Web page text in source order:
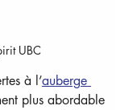
UBC
à l’auberge
plus abordable